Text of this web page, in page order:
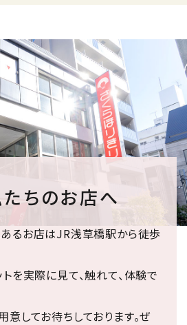
たちのお店へ
るお店はJR浅草橋駅から徒歩
を実際に見て、触れて、体験で
意してお待ちしております。ぜ